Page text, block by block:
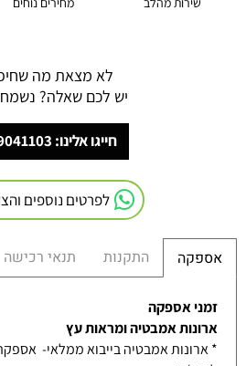
לא מצאת מה
יש לכם שאלה?
חייגו אלינו: 054-9041103
לפרטים נוספים
אספקה התקנות תנאי רכישה
זמני אספקה
ארונות אמבטיה ומראות עץ